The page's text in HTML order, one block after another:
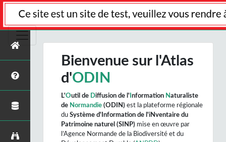
Bienvenue sur l'Atlas
d'ODIN
L'Outil de Diffusion de l' nformation Naturaliste
de Normandie (ODIN) est la plateforme régionale
du Système d'Information de l'iNventaire du
Patrimoine naturel (SINP) mise en œuvre par
l’Agence Normande de la Biodiversité et du